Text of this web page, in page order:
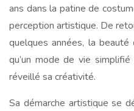
ans dans la patine de
perception artistique. De
quelques années, la
qu’un mode de vie
réveillé sa créativité.
Sa démarche artistique se